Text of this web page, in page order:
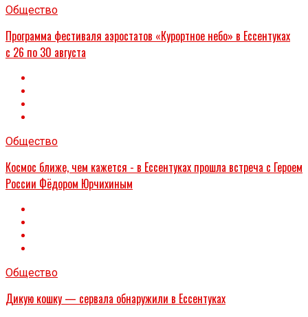
Общество
Программа фестиваля аэростатов «Курортное небо» в Ессентуках
с 26 по 30 августа
Общество
Космос ближе, чем кажется - в Ессентуках прошла встреча с Героем
России Фёдором Юрчихиным
Общество
Дикую кошку — сервала обнаружили в Ессентуках